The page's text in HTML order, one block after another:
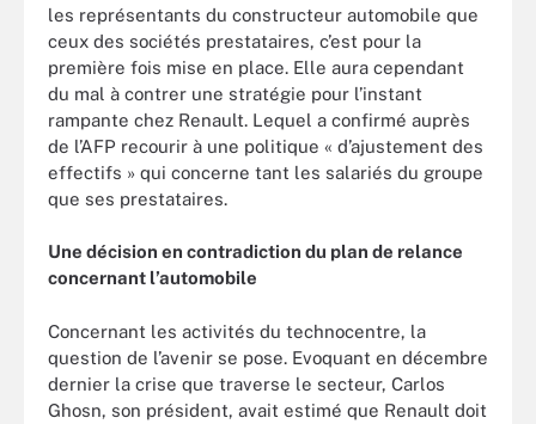
les représentants du constructeur automobile que
ceux des sociétés prestataires, c’est pour la
première fois mise en place. Elle aura cependant
du mal à contrer une stratégie pour l’instant
rampante chez Renault. Lequel a confirmé auprès
de l’AFP recourir à une politique « d’ajustement des
effectifs » qui concerne tant les salariés du groupe
que ses prestataires.
Une décision en contradiction du plan de relance
concernant l’automobile
Concernant les activités du technocentre, la
question de l’avenir se pose. Evoquant en décembre
dernier la crise que traverse le secteur, Carlos
Ghosn, son président, avait estimé que Renault doit